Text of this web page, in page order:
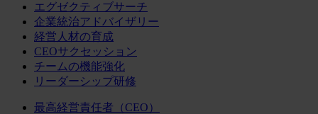
エグゼクティブサーチ
企業統治アドバイザリー
経営人材の育成
CEOサクセッション
チームの機能強化
リーダーシップ研修
最高経営責任者（CEO）